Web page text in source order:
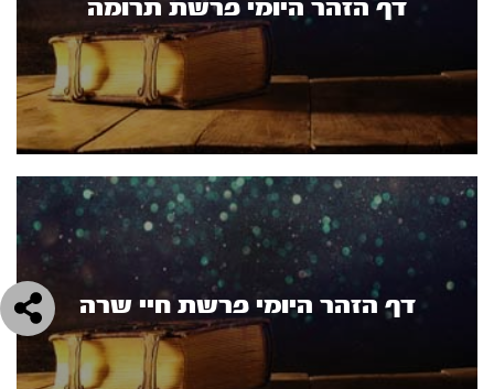
דף הזהר היומי פרשת תרומה
דף הזהר היומי פרשת חיי שרה